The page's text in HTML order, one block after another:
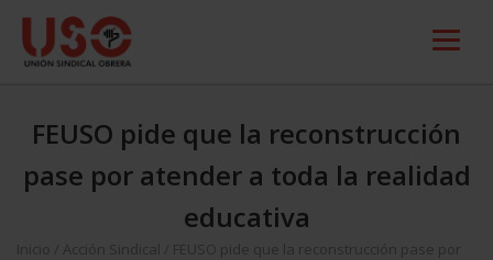
FEUSO pide que la reconstrucción
pase por atender a toda la realidad
educativa
Inicio Acción Sindical
FEUSO pide que la reconstrucción pase por